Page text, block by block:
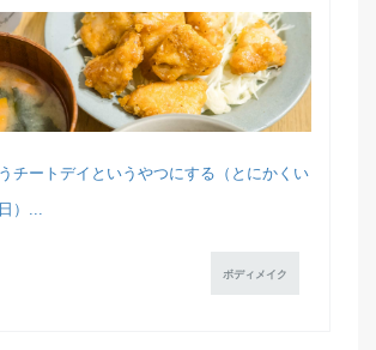
チートデイというやつにする（とにかくい
）...
ボディメイク